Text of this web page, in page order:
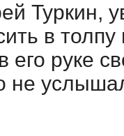
Туркин,
в толпу
его руке
не